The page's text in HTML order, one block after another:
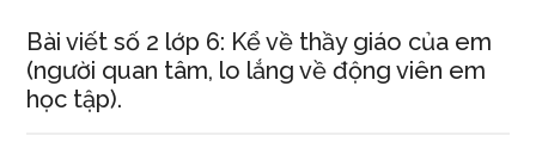
Bài viết số 2 lớp 6: Kể về thầy giáo của em
(người quan tâm, lo lắng về động viên em
học tập).